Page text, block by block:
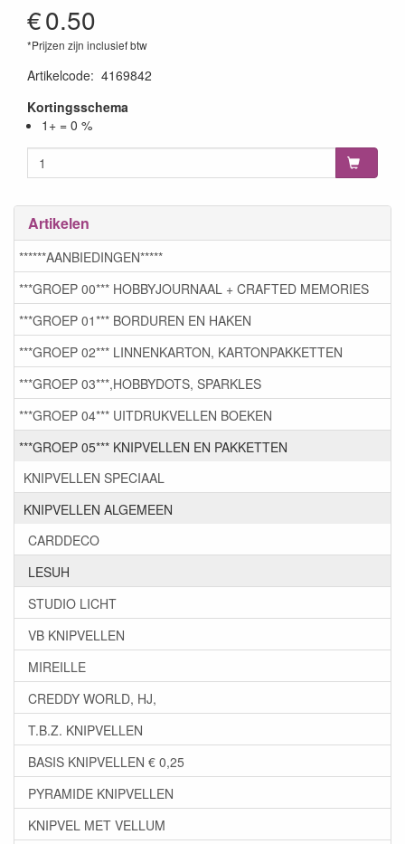
€0.50
*Prijzen zijn inclusief btw
Artikelcode: 4169842
Kortingsschema
1+ = 0 %
Artikelen
******AANBIEDINGEN*****
***GROEP 00*** HOBBYJOURNAAL + CRAFTED MEMORIES
***GROEP 01*** BORDUREN EN HAKEN
***GROEP 02*** LINNENKARTON, KARTONPAKKETTEN
***GROEP 03***,HOBBYDOTS, SPARKLES
***GROEP 04*** UITDRUKVELLEN BOEKEN
***GROEP 05*** KNIPVELLEN EN PAKKETTEN
KNIPVELLEN SPECIAAL
KNIPVELLEN ALGEMEEN
CARDDECO
LESUH
STUDIO LICHT
VB KNIPVELLEN
MIREILLE
CREDDY WORLD, HJ,
T.B.Z. KNIPVELLEN
BASIS KNIPVELLEN € 0,25
PYRAMIDE KNIPVELLEN
KNIPVEL MET VELLUM